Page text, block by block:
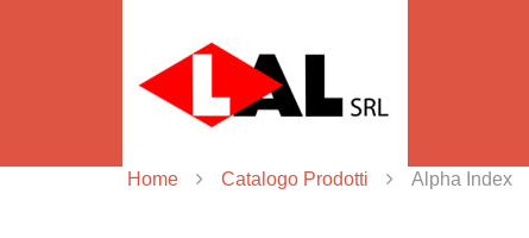
Home Catalogo Prodotti Alpha Index